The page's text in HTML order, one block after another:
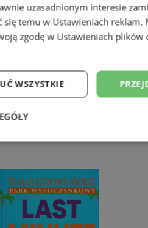
w Orzeszu
stron www - Orzesze
uzasadnionym interesie
się temu w Ustawieniach reklam.
zgodę w Ustawieniach plików
WSZYSTKIE
Wydajność
Niesklasyfikowane